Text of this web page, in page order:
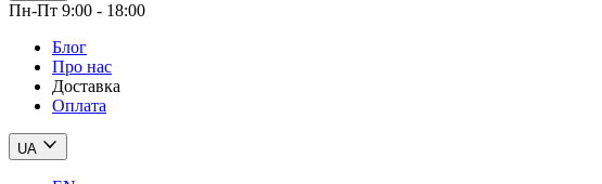
Пн-Пт 9:00 - 18:00
Блог
Про нас
Доставка
Оплата
UA